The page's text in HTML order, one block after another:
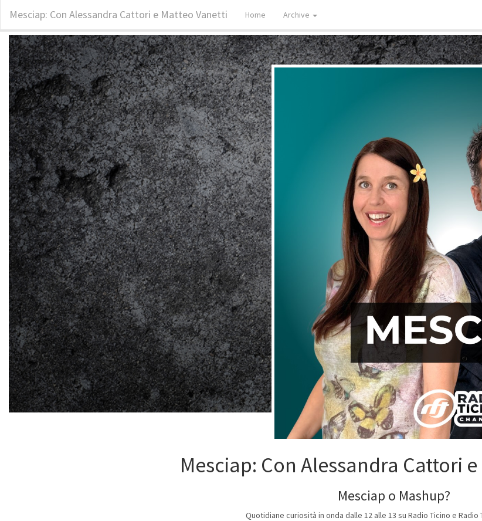
Mesciap: Con Alessandra Cattori e Matteo Vanetti Home Archive
Mesciap: Con Alessandra Cattori
Mesciap o Mashup?
Quotidiane curiosità in onda dalle 12 alle 13 su Radio Ticino e Radio